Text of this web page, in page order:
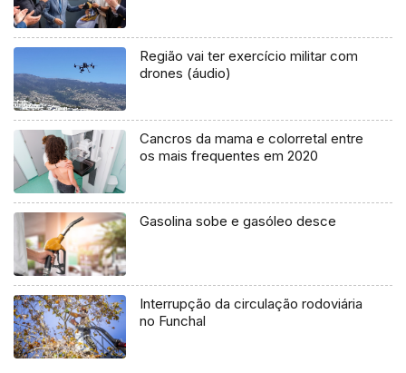
Região vai ter exercício militar com
drones (áudio)
Cancros da mama e colorretal entre
os mais frequentes em 2020
Gasolina sobe e gasóleo desce
Interrupção da circulação rodoviária
no Funchal